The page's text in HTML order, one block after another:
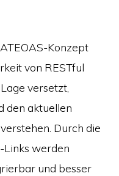
Konzept
von RESTful
versetzt,
den aktuellen
Durch die
werden
und besser